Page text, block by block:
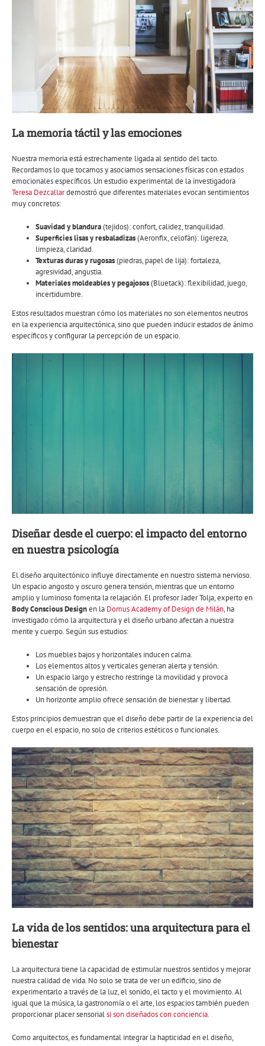
La memoria táctil y las emociones
Nuestra memoria está estrechamente ligada al sentido del tacto.
Recordamos lo que tocamos y asociamos sensaciones físicas con estados
emocionales específicos. Un estudio experimental de la investigadora
Teresa Dezcallardemostró que diferentes materiales evocan sentimientos
muy concretos:
Suavidad y blandura(tejidos): confort, calidez, tranquilidad.
Superficies lisas y resbaladizas(Aeronfix, celofán): ligereza,
limpieza, claridad.
Texturas duras y rugosas(piedras, papel de lija): fortaleza,
agresividad, angustia.
Materiales moldeables y pegajosos(Bluetack): flexibilidad, juego,
incertidumbre.
Estos resultados muestran cómo los materiales no son elementos neutros
en la experiencia arquitectónica, sino que pueden inducir estados de ánimo
específicos y configurar la percepción de un espacio.
Diseñar desde el cuerpo: el impacto del entorno
en nuestra psicología
El diseño arquitectónico influye directamente en nuestro sistema nervioso.
Un espacio angosto y oscuro genera tensión, mientras que un entorno
amplio y luminoso fomenta la relajación. El profesor Jader Tolja, experto en
Body Conscious Designen la Domus Academy of Design de Milán, ha
investigado cómo la arquitectura y el diseño urbano afectan a nuestra
mente y cuerpo. Según sus estudios:
Los muebles bajos y horizontales inducen calma.
Los elementos altos y verticales generan alerta y tensión.
Un espacio largo y estrecho restringe la movilidad y provoca
sensación de opresión.
Un horizonte amplio ofrece sensación de bienestar y libertad.
Estos principios demuestran que el diseño debe partir de la experiencia del
cuerpo en el espacio, no solo de criterios estéticos o funcionales.
La vida de los sentidos: una arquitectura para el
bienestar
La arquitectura tiene la capacidad de estimular nuestros sentidos y mejorar
nuestra calidad de vida. No solo se trata de ver un edificio, sino de
experimentarlo a través de la luz, el sonido, el tacto y el movimiento. Al
igual que la música, la gastronomía o el arte, los espacios también pueden
proporcionar placer sensorialsi son diseñados con conciencia.
Como arquitectos, es fundamental integrar la hapticidad en el diseño,